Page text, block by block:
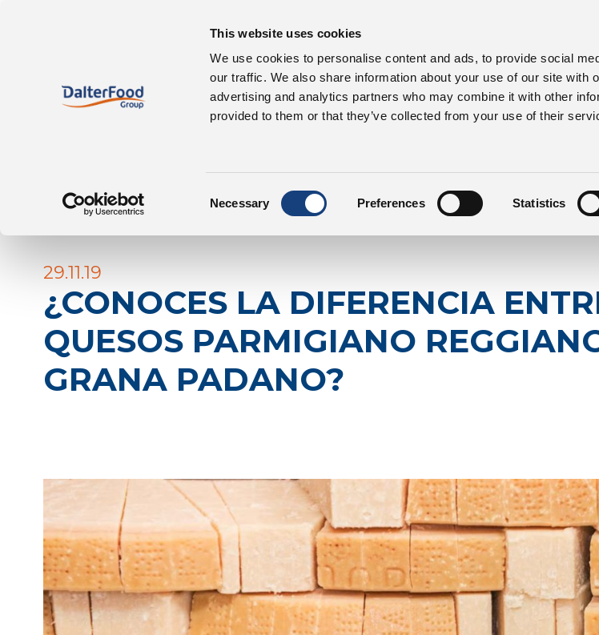
This website uses cookies
We use cookies to personalise content and ads, to provide social
our traffic. We also share information about your use of our site with
advertising and analytics partners who may combine it with other
provided to them or that they’ve collected from your use of their
Necessary Preferences Statistics
DalterFood Noticias ¿CONOCES LA DIFERENCIA
Cuota
29.11.19
¿CONOCES LA DIFERENCIA
QUESOS PARMIGIANO
GRANA PADANO?